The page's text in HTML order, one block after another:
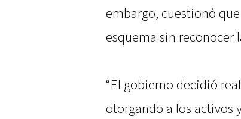
embargo, cuestionó
esquema sin reconocer
“El gobierno decidió
otorgando a los activos